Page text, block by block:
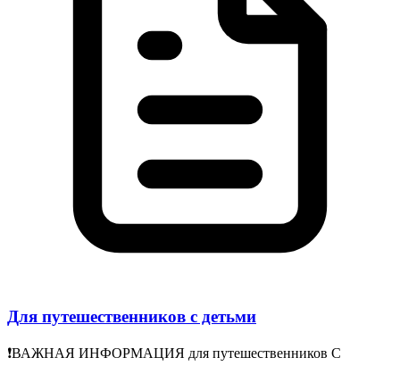
Для путешественников с детьми
❗️ВАЖНАЯ ИНФОРМАЦИЯ для путешественников С